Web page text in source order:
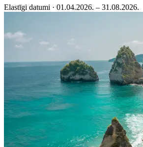
Elastīgi datumi · 01.04.2026. – 31.08.2026.